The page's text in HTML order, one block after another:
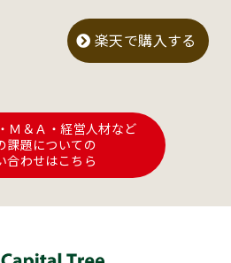
楽天で購入する
Ｍ＆Ａ・経営人材など
課題についての
合わせはこちら